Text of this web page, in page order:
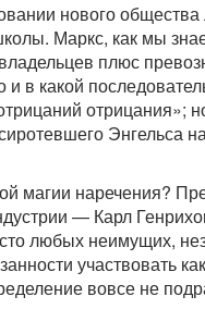
нового
Маркс, как мы
плюс
в какой
отрицания»;
Энгельса
магии наречения?
— Карл
любых неимущих,
участвовать
вовсе не